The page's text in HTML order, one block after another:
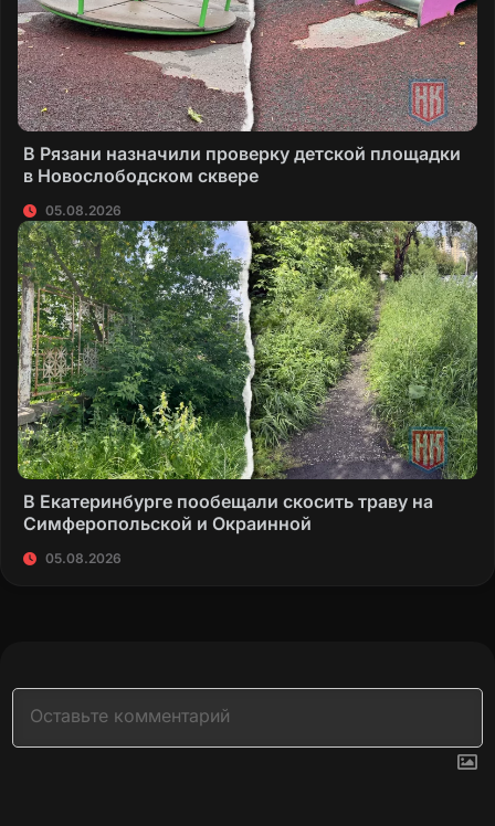
В Рязани назначили проверку детской площадки
в Новослободском сквере
05.08.2026
В Екатеринбурге пообещали скосить траву на
Симферопольской и Окраинной
05.08.2026